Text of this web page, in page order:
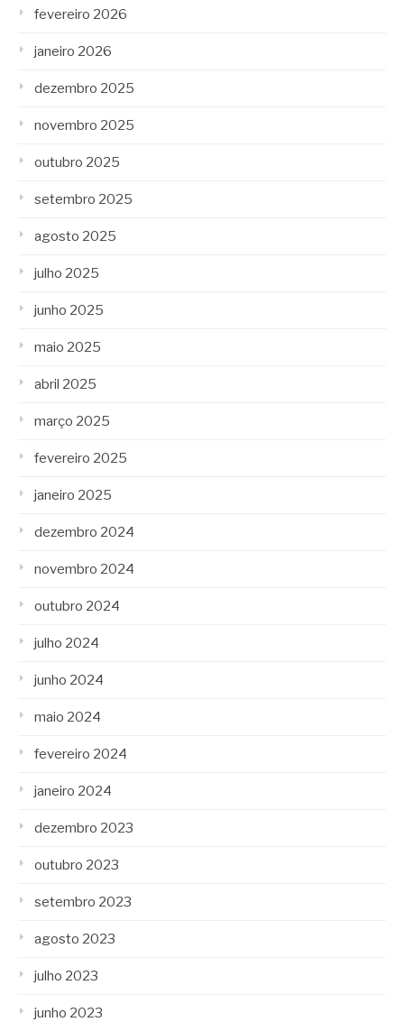
fevereiro 2026
janeiro 2026
dezembro 2025
novembro 2025
outubro 2025
setembro 2025
agosto 2025
julho 2025
junho 2025
maio 2025
abril 2025
março 2025
fevereiro 2025
janeiro 2025
dezembro 2024
novembro 2024
outubro 2024
julho 2024
junho 2024
maio 2024
fevereiro 2024
janeiro 2024
dezembro 2023
outubro 2023
setembro 2023
agosto 2023
julho 2023
junho 2023